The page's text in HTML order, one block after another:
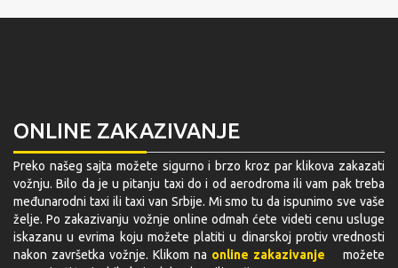
ONLINE ZAKAZIVANJE
Preko našeg sajta možete sigurno i brzo kroz par klikova zakazati
vožnju. Bilo da je u pitanju taxi do i od aerodroma ili vam pak treba
međunarodni taxi ili taxi van Srbije. Mi smo tu da ispunimo sve vaše
želje. Po zakazivanju vožnje online odmah ćete videti cenu usluge
iskazanu u evrima koju možete platiti u dinarskoj protiv vrednosti
nakon završetka vožnje. Klikom na online zakazivanje
možete